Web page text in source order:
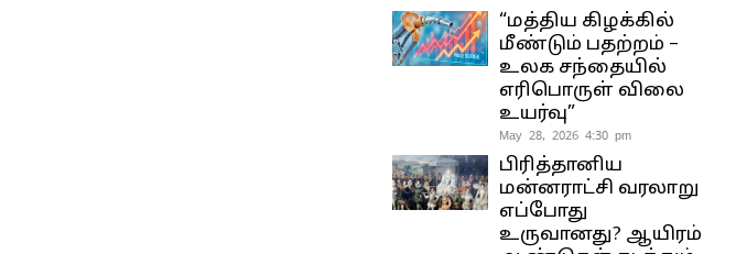
“மத்திய கிழக்கில்
மீண்டும் பதற்றம் –
உலக சந்தையில்
எரிபொருள் விலை
உயர்வு”
May 28, 2026 4:30 pm
பிரித்தானிய
மன்னராட்சி வரலாறு
எப்போது
உருவானது? ஆயிரம்